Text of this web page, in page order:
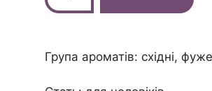
Група ароматів: східні,